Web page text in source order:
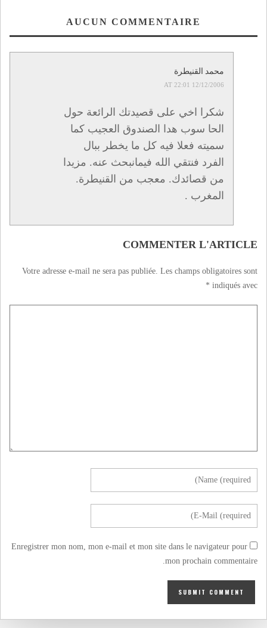
AUCUN COMMENTAIRE
محمد القنيطرة
12/12/2006 AT 22:01
شكرا اخي على قصيدتك الرائعة حول
الحا سوب هدا الصندوق العجيب كما
سميته فعلا فيه كل ما يخطر ببال
الفرد فنتقي الله فيمانبحث عنه. مزيدا
من قصائدك. معجب من القنيطرة.
المغرب .
COMMENTER L'ARTICLE
Votre adresse e-mail ne sera pas publiée. Les champs obligatoires sont
indiqués avec
*
Enregistrer mon nom, mon e-mail et mon site dans le navigateur pour
mon prochain commentaire.